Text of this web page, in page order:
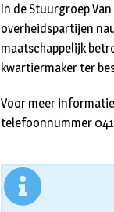
In de Stuurgroep
overheidspartijen
maatschappelijk
kwartiermaker ter
Voor meer
telefoonnummer